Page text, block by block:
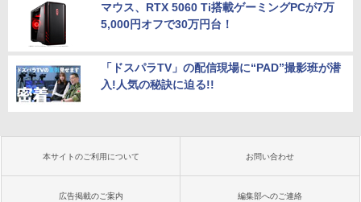
マウス、RTX 5060 Ti搭載ゲーミングPCが7万
5,000円オフで30万円台！
「ドスパラTV」の配信現場に“PAD”撮影班が潜
入!人気の秘訣に迫る!!
本サイトのご利用について お問い合わせ
広告掲載のご案内 編集部へのご連絡